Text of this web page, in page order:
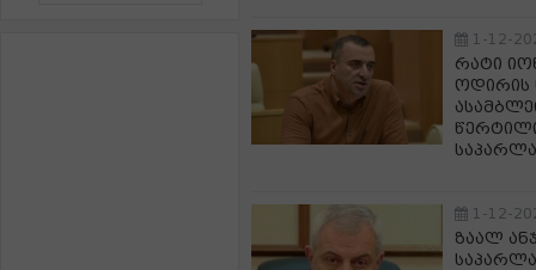
1-12-
რატი
ოდირის
1-12-
ზაალ